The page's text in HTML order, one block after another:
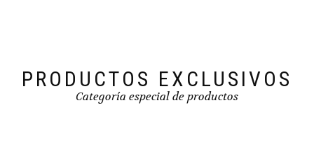
PRODUCTOS EXCLUSIVOS
Categoría especial de productos